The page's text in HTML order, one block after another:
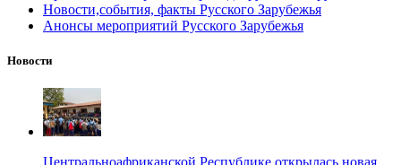
Новости,события, факты Русского Зарубежья
Анонсы мероприятий Русского Зарубежья
Новости
Центральноафриканской Республике открылась новая